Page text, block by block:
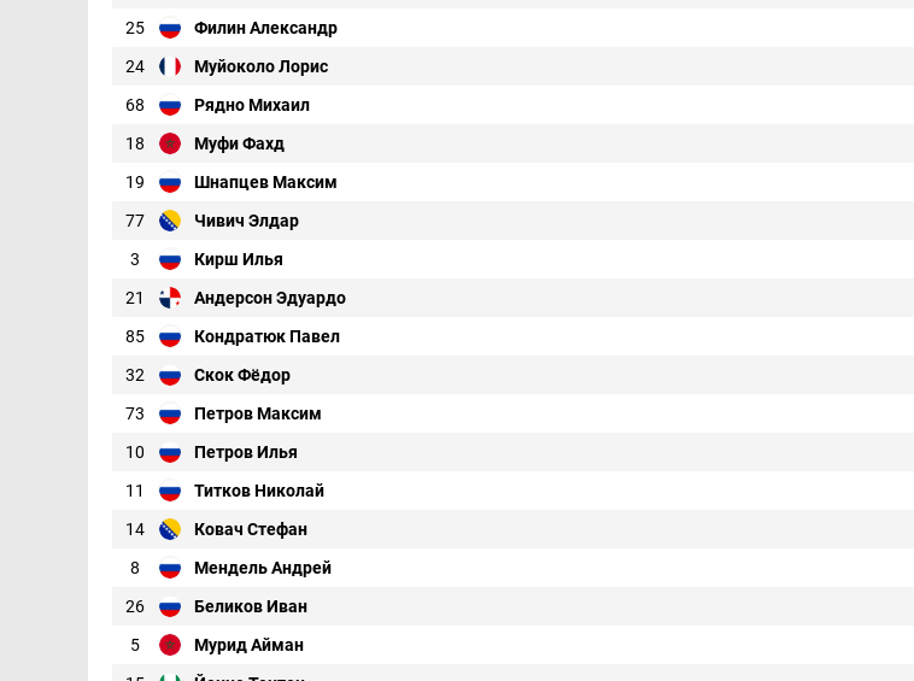
25
Филин Александр
24
Муйоколо Лорис
68
Рядно Михаил
18
Муфи Фахд
19
Шнапцев Максим
77
Чивич Элдар
3
Кирш Илья
21
Андерсон Эдуардо
85
Кондратюк Павел
32
Скок Фёдор
73
Петров Максим
10
Петров Илья
11
Титков Николай
14
Ковач Стефан
8
Мендель Андрей
26
Беликов Иван
5
Мурид Айман